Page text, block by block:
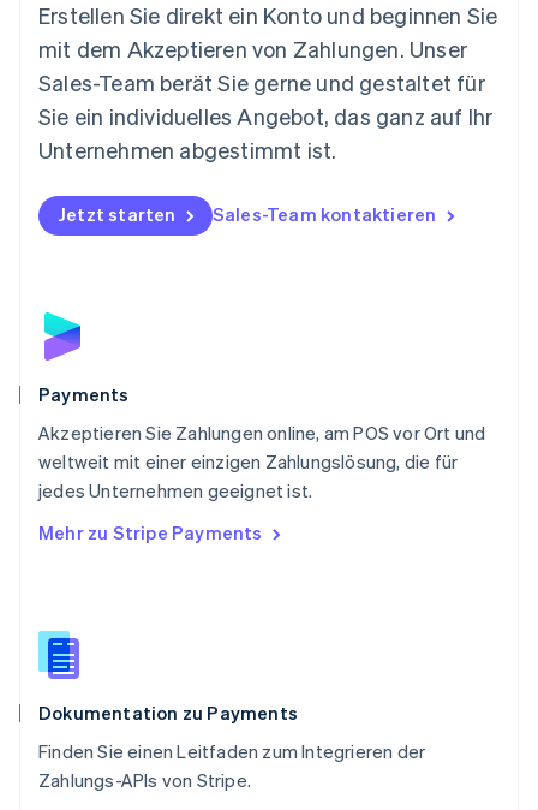
Erstellen Sie direkt ein Konto und beginnen Sie
mit dem Akzeptieren von Zahlungen. Unser
Sales-Team berät Sie gerne und gestaltet für
Sie ein individuelles Angebot, das ganz auf Ihr
Unternehmen abgestimmt ist.
Jetzt starten Sales-Team kontaktieren
Payments
Akzeptieren Sie Zahlungen online, am POS vor Ort und
weltweit mit einer einzigen Zahlungslösung, die für
jedes Unternehmen geeignet ist.
Mehr zu Stripe Payments
Dokumentation zu Payments
Finden Sie einen Leitfaden zum Integrieren der
Zahlungs-APIs von Stripe.
English
Niederlande
Nederlands English
Norwegen
English
Österreich
Polen
English
Portugal
Schweden
Schweiz
Singapur
English简体中文
Slowakei
Slowenien
English
Spanien
Thailand
Tschechische Republik
English